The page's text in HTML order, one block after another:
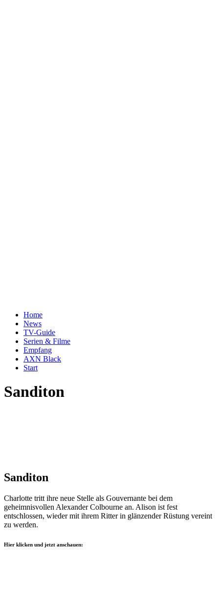
Home
News
TV-Guide
Serien & Filme
Empfang
AXN Black
Start
Sanditon
Sanditon
Charlotte tritt ihre neue Stelle als Gouvernante bei dem
geheimnisvollen Alexander Colbourne an. Alison ist fest
entschlossen, wieder mit ihrem Ritter in glänzender Rüstung vereint
zu werden.
Hier klicken und jetzt anschauen: